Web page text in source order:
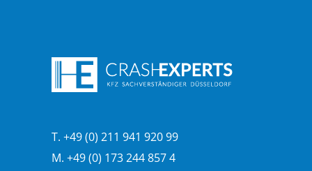
T. +49 (0) 211 941 920 99
M. +49 (0) 173 244 857 4